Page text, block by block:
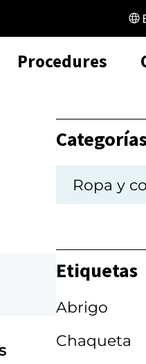
Procedures
Ropa y
Etiquetas
Abrigo
Chaqueta